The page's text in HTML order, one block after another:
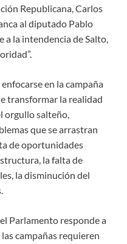
Republicana, Carlos
al diputado Pablo
a la intendencia de Salto,
en la campaña
transformar la realidad
orgullo salteño,
que se arrastran
de oportunidades
la falta de
la disminución del
Parlamento responde a
campañas requieren